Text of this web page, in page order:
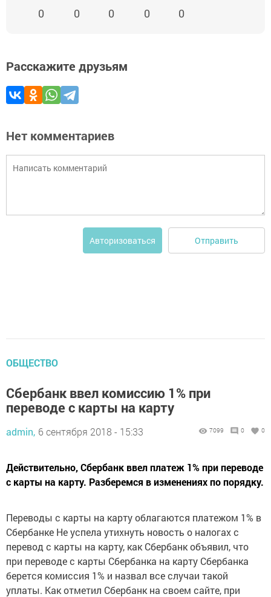
0 0 0 0 0
Расскажите друзьям
Нет комментариев
Авторизоваться Отправить
ОБЩЕСТВО
Сбербанк ввел комиссию 1% при
переводе с карты на карту
admin, 6 сентября 2018 - 15:33 7099 0 0
Действительно, Сбербанк ввел платеж 1% при переводе
с карты на карту. Разберемся в изменениях по порядку.
Переводы с карты на карту облагаются платежом 1% в
Сбербанке Не успела утихнуть новость о налогах с
перевод с карты на карту, как Сбербанк объявил, что
при переводе с карты Сбербанка на карту Сбербанка
берется комиссия 1% и назвал все случаи такой
уплаты. Как отметил Сбербанк на своем сайте, при